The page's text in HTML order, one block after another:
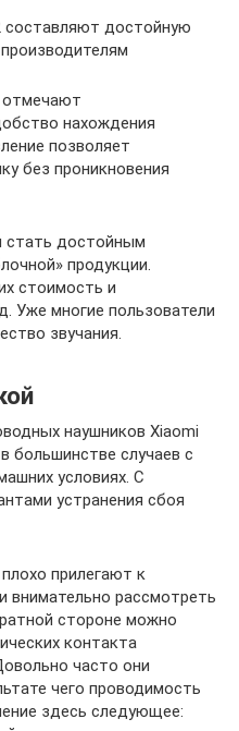
составляют достойную
отмечают
нахождения
позволяет
без проникновения
стать достойным
продукции.
стоимость и
Уже многие пользователи
звучания.
наушников Xiaomi
большинстве случаев с
условиях. С
устранения сбоя
прилегают к
внимательно рассмотреть
стороне можно
контакта
часто они
чего проводимость
здесь следующее: